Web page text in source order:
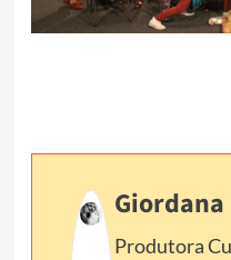
Produtora